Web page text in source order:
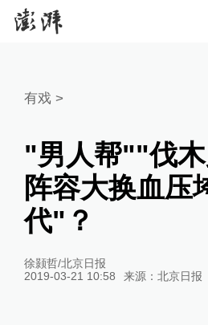
有戏 >
"男人帮""伐木
阵容大换血压
代"？
徐颢哲/北京日报
2019-03-21 10:58
来源： 北京日报